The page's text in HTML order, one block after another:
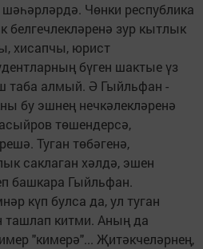
Чөнки республика
белгечлекләренә зур кытлык
хисапчы, юрист
бүген шактые үз
таба алмый. Ә Гыйльфан -
бу эшнең нечкәлекләренә
төшендерсә,
Туган төбәгенә,
саклаган хәлдә, эшен
башкара Гыйльфан.
күп булса да, ул туган
китми. Аның да
"кимерә"... Җитәкчеләрнең,